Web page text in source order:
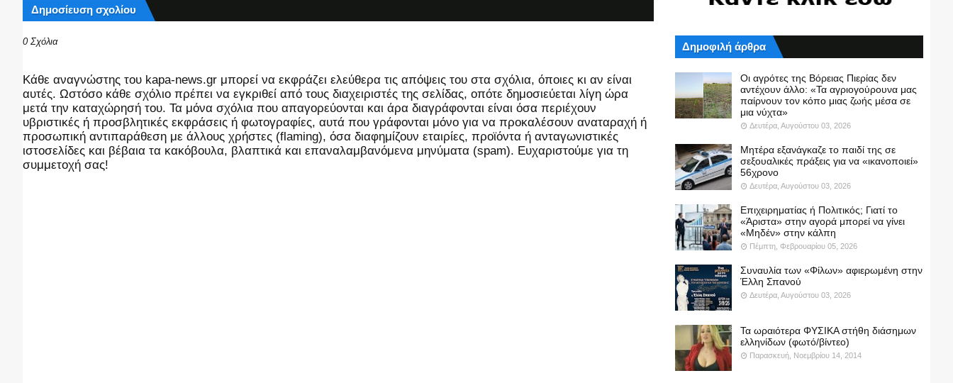
Δημοσίευση σχολίου
0 Σχόλια
Kάθε αναγνώστης του kapa-news.gr μπορεί να εκφράζει ελεύθερα τις απόψεις του στα σχόλια, όποιες κι αν είναι
αυτές. Ωστόσο κάθε σχόλιο πρέπει να εγκριθεί από τους διαχειριστές της σελίδας, οπότε δημοσιεύεται λίγη ώρα
μετά την καταχώρησή του. Τα μόνα σχόλια που απαγορεύονται και άρα διαγράφονται είναι όσα περιέχουν
υβριστικές ή προσβλητικές εκφράσεις ή φωτογραφίες, αυτά που γράφονται μόνο για να προκαλέσουν αναταραχή ή
προσωπική αντιπαράθεση με άλλους χρήστες (flaming), όσα διαφημίζουν εταιρίες, προϊόντα ή ανταγωνιστικές
ιστοσελίδες και βέβαια τα κακόβουλα, βλαπτικά και επαναλαμβανόμενα μηνύματα (spam). Ευχαριστούμε για τη
συμμετοχή σας!
Δημοφιλή άρθρα
Οι αγρότες της Βόρειας Πιερίας δεν
αντέχουν άλλο: «Τα αγριογούρουνα μας
παίρνουν τον κόπο μιας ζωής μέσα σε
μια νύχτα»
Δευτέρα, Αυγούστου 03, 2026
Μητέρα εξανάγκαζε το παιδί της σε
σεξουαλικές πράξεις για να «ικανοποιεί»
56χρονο
Δευτέρα, Αυγούστου 03, 2026
Επιχειρηματίας ή Πολιτικός; Γιατί το
«Άριστα» στην αγορά μπορεί να γίνει
«Μηδέν» στην κάλπη
Πέμπτη, Φεβρουαρίου 05, 2026
Συναυλία των «Φίλων» αφιερωμένη στην
Έλλη Σπανού
Δευτέρα, Αυγούστου 03, 2026
Τα ωραιότερα ΦΥΣΙΚΑ στήθη διάσημων
ελληνίδων (φωτό/βίντεο)
Παρασκευή, Νοεμβρίου 14, 2014